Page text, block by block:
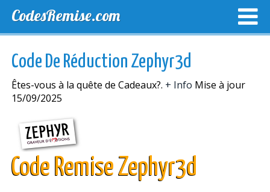
CodesRemise.com
NOUVELLES MAGASINS
Code De Réduction Zephyr3d
Êtes-vous à la quête de Cadeaux?. + Info Mise à jour
15/09/2025
Code Remise Zephyr3d